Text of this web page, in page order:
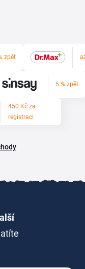
zpět
5 % zpět
450 Kč za
registraci